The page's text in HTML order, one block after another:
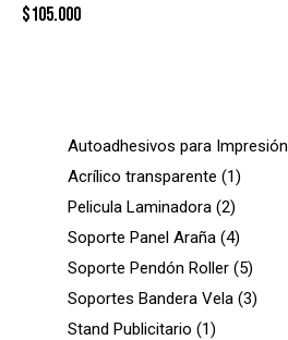
$105.000
Autoadhesivos para Impresión
Acrílico transparente
1
Pelicula Laminadora 2
Soporte Panel Araña 4
Soporte Pendón Roller 5
Soportes Bandera Vela 3
Stand Publicitario
1